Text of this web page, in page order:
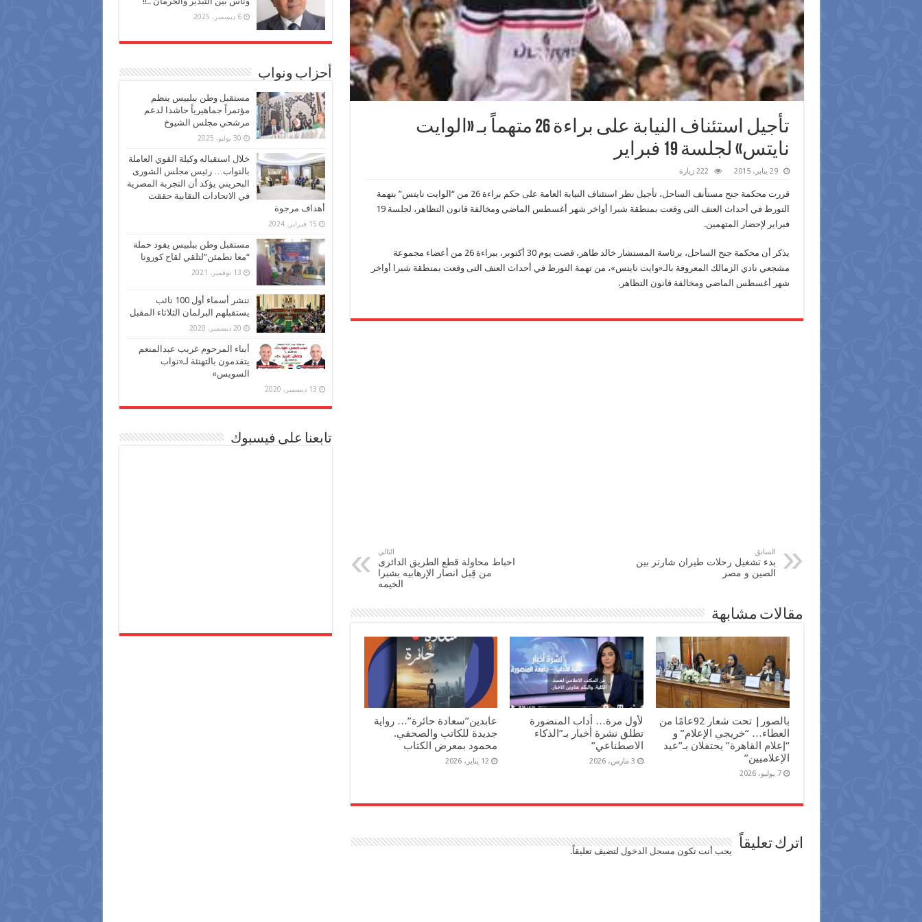
تأجيل استئناف النيابة على براءة 26 متهماً بـ «الوايت
نايتس» لجلسة 19 فبراير
29 يناير، 2015 222 زيارة
قررت محكمة جنح مستأنف الساحل، تأجيل نظر استئناف النيابة العامة على حكم براءة 26 من “الوايت نايتس” بتهمة
التورط في أحداث العنف التى وقعت بمنطقة شبرا أواخر شهر أغسطس الماضي ومخالفة قانون التظاهر، لجلسة 19
فبراير لإحضار المتهمين.
يذكر أن محكمة جنح الساحل، برئاسة المستشار خالد طاهر، قضت يوم 30 أكتوبر، ببراءة 26 من أعضاء مجموعة
مشجعي نادي الزمالك المعروفة بالـ«وايت نايتس»، من تهمة التورط في أحداث العنف التى وقعت بمنطقة شبرا أواخر
شهر أغسطس الماضي ومخالفة قانون التظاهر.
السابق
بدء تشغيل رحلات طيران شارتر بين
الصين و مصر
التالي
احباط محاولة قطع الطريق الدائرى
من قِبل انصار الإرهابيه بشبرا
الخيمه
مقالات مشابهة
بالصور| تحت شعار 92عامًا من
العطاء… “خريجي الإعلام” و
“إعلام القاهرة” يحتفلان بـ”عيد
الإعلاميين”
7 يوليو، 2026
لأول مرة… أداب المنضورة
تطلق نشرة أخبار بـ”الذكاء
الاصطناعي”
3 مارس، 2026
عابدين”سعادة حائرة”… رواية
جديدة للكاتب والصحفي.
محمود بمعرض الكتاب
12 يناير، 2026
اترك تعليقاً يجب أنت تكون مسجل الدخول لتضيف تعليقاً.
6 ديسمبر، 2025
أحزاب ونواب
مستقبل وطن ببلبيس ينظم
مؤتمراً جماهيرياً حاشدا لدعم
مرشحي مجلس الشيوخ
30 يوليو، 2025
خلال استقباله وكيلة القوي العاملة
بالنواب… رئيس مجلس الشورى
البحريني يؤكد أن التجربة المصرية
في الاتحادات النقابية حققت
أهداف مرجوة
15 فبراير، 2024
مستقبل وطن ببلبيس يقود حملة
“معا نطمئن”لتلقي لقاح كورونا
13 نوفمبر، 2021
ننشر أسماء أول 100 نائب
يستقبلهم البرلمان الثلاثاء المقبل
20 ديسمبر، 2020
أبناء المرحوم غريب عبدالمنعم
يتقدمون بالتهنئة لـ«نواب
السويس»
13 ديسمبر، 2020
تابعنا على فيسبوك